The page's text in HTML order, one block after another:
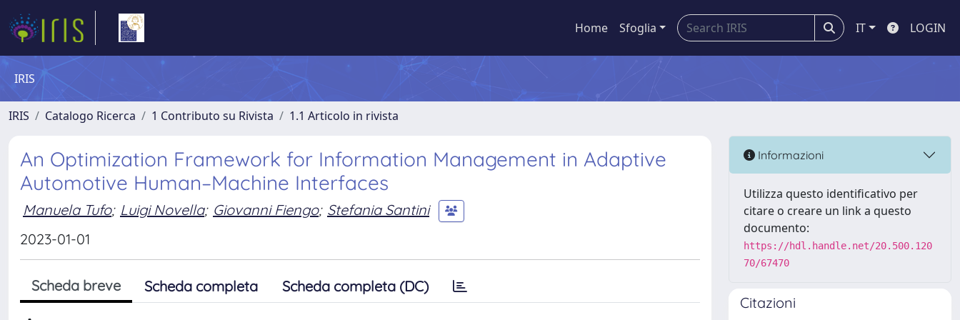
Home Sfoglia IT LOGIN
IRIS
IRIS Catalogo Ricerca 1 Contributo su Rivista 1.1 Articolo in rivista
An Optimization Framework for Information Management in Adaptive
Automotive Human–Machine Interfaces
Manuela Tufo; Luigi Novella; Giovanni Fiengo; Stefania Santini
2023-01-01
Scheda breve Scheda completa Scheda completa (DC)
Informazioni
Utilizza questo identificativo per
citare o creare un link a questo
documento:
https://hdl.handle.net/20.500.120
70/67470
Citazioni